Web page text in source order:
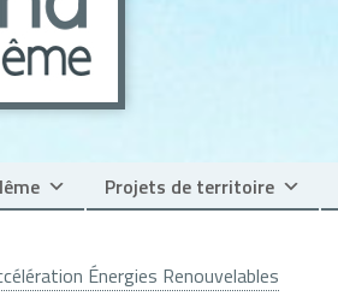
Projets de territoire
Énergies Renouvelables